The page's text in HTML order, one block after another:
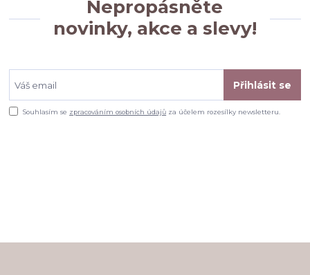
Nepropásněte
novinky, akce a slevy!
Přihlásit se
Souhlasím se zpracováním osobních údajů za účelem rozesílky newsletteru.